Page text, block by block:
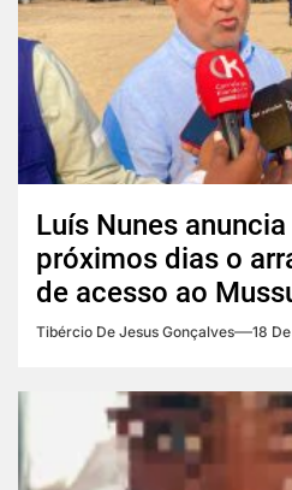
Luís Nunes
próximos dias o
de acesso ao
Tibércio De Jesus Gonçalves 18